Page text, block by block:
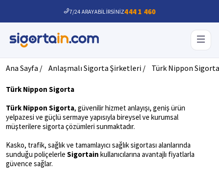
7/24 ARAYABİLİRSİNİZ444 1 460
Ana Sayfa / Anlaşmalı Sigorta Şirketleri / Türk Nippon Sigorta
Türk Nippon Sigorta
Türk Nippon Sigorta, güvenilir hizmet anlayışı, geniş ürün
yelpazesi ve güçlü sermaye yapısıyla bireysel ve kurumsal
müşterilere sigorta çözümleri sunmaktadır.
Kasko, trafik, sağlık ve tamamlayıcı sağlık sigortası alanlarında
sunduğu poliçelerle Sigortain kullanıcılarına avantajlı fiyatlarla
güvence sağlar.